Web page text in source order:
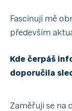
Fascinují mě
především
Kde čerpáš
doporučila
Zaměřuji se na